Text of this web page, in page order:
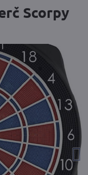
Scorpy